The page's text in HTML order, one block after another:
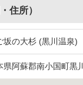
住所）
坂の大杉 (黒川温泉)
県阿蘇郡南小国町黒川